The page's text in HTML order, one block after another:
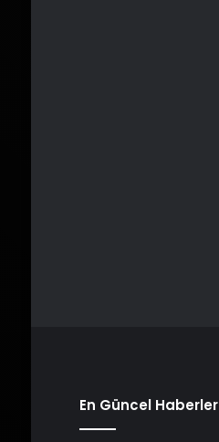
En Güncel Haberler